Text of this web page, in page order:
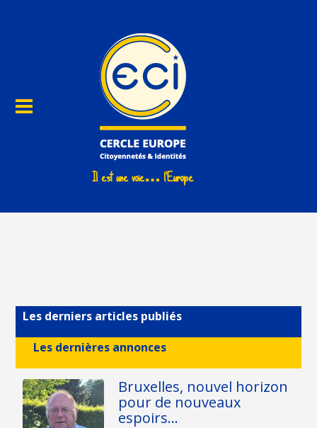
Les derniers articles publiés
Les dernières annonces
Bruxelles, nouvel horizon
pour de nouveaux
espoirs…